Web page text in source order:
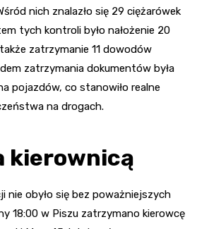
nich znalazło się 29 ciężarówek
tych kontroli było nałożenie 20
zatrzymanie 11 dowodów
zatrzymania dokumentów była
pojazdów, co stanowiło realne
na drogach.
kierownicą
nie obyło się bez poważniejszych
18:00 w Piszu zatrzymano kierowcę